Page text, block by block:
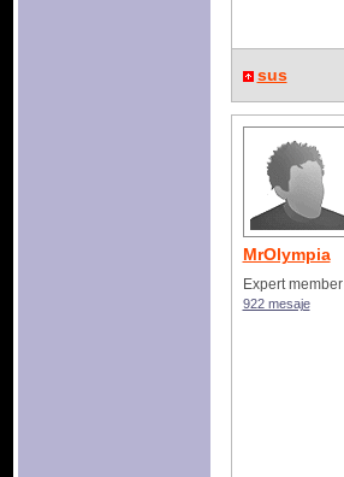
sus
MrOlympia
Expert member
922 mesaje